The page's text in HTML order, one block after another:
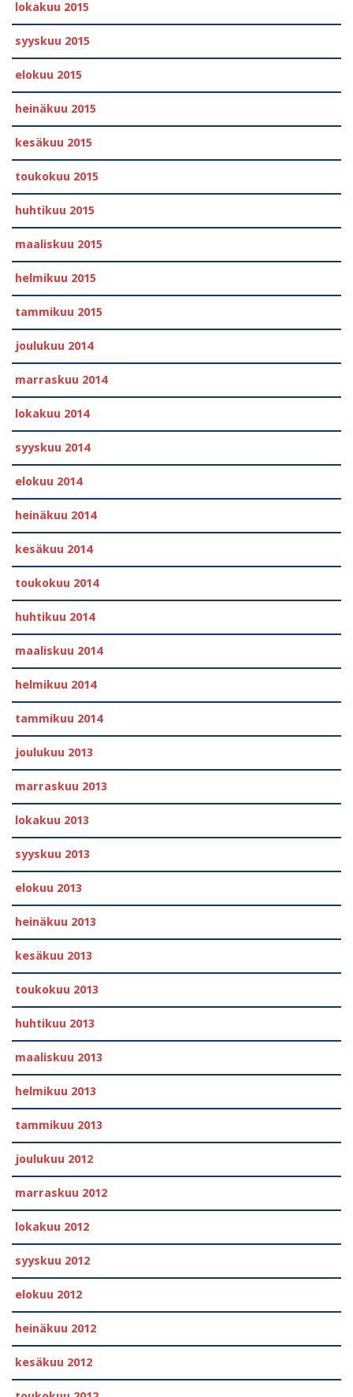
lokakuu 2015
syyskuu 2015
elokuu 2015
heinäkuu 2015
kesäkuu 2015
toukokuu 2015
huhtikuu 2015
maaliskuu 2015
helmikuu 2015
tammikuu 2015
joulukuu 2014
marraskuu 2014
lokakuu 2014
syyskuu 2014
elokuu 2014
heinäkuu 2014
kesäkuu 2014
toukokuu 2014
huhtikuu 2014
maaliskuu 2014
helmikuu 2014
tammikuu 2014
joulukuu 2013
marraskuu 2013
lokakuu 2013
syyskuu 2013
elokuu 2013
heinäkuu 2013
kesäkuu 2013
toukokuu 2013
huhtikuu 2013
maaliskuu 2013
helmikuu 2013
tammikuu 2013
joulukuu 2012
marraskuu 2012
lokakuu 2012
syyskuu 2012
elokuu 2012
heinäkuu 2012
kesäkuu 2012